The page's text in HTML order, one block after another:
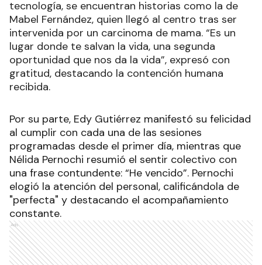
tecnología, se encuentran historias como la de
Mabel Fernández, quien llegó al centro tras ser
intervenida por un carcinoma de mama. “Es un
lugar donde te salvan la vida, una segunda
oportunidad que nos da la vida”, expresó con
gratitud, destacando la contención humana
recibida.
Por su parte, Edy Gutiérrez manifestó su felicidad
al cumplir con cada una de las sesiones
programadas desde el primer día, mientras que
Nélida Pernochi resumió el sentir colectivo con
una frase contundente: “He vencido”. Pernochi
elogió la atención del personal, calificándola de
"perfecta" y destacando el acompañamiento
constante.
Ads